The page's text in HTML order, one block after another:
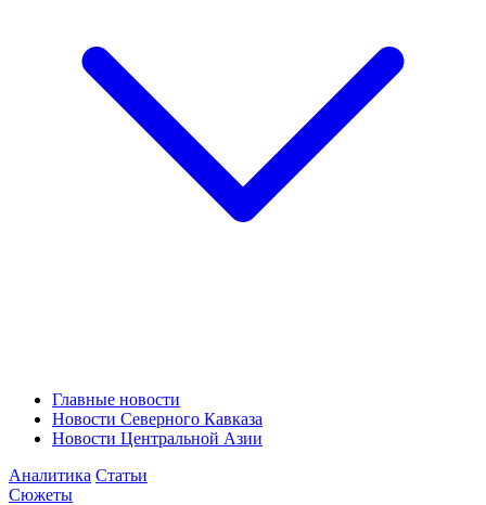
Главные новости
Новости Северного Кавказа
Новости Центральной Азии
Аналитика Статьи
Сюжеты